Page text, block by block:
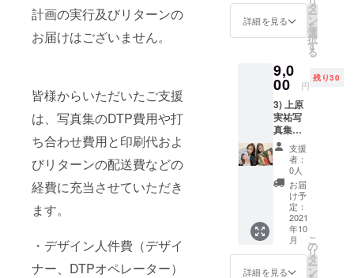
計画の実行及びリターンの
お届けはございません。
皆様からいただいたご支援
は、写真集のDTP費用や打
ち合わせ費用と印刷代およ
びリターンの配送費などの
経費に充当させていただき
ます。
・デザイン人件費（デザイ
ナー、DTPオペレーター）
hop/ite
ms/482
62529 )
で1万円
されて
いま
す。 先
着3名限
定です
詳細を見る
タ
ー
ン
を
選
択
す
る
9,0
00 円
残り30
3) 上原
実祐写
真集
「Miyu’
s
Memor
y」、
「Mem
ories
with
Miyu」
各1冊
※A4
中面 48
支援
者：
0人
お届
け予
定：
2021
年10
月
詳細を見る
こ
の
リ
タ
ー
ン